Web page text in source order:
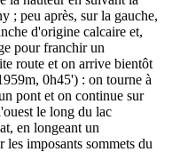
; peu après, sur la gauche,
d'origine calcaire et,
pour franchir un
route et on arrive bientôt
0h45') : on tourne à
pont et on continue sur
le long du lac
en longeant un
imposants sommets du